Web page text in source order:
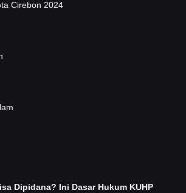
Cirebon 2024
Dipidana? Ini Dasar Hukum KUHP